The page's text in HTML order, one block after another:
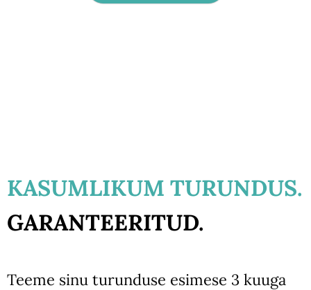
KASUMLIKUM TURUNDUS.
GARANTEERITUD.
Teeme sinu turunduse esimese 3 kuuga